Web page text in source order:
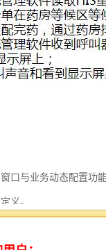
口与业务动态配置功
义。
自主按个性化更改，